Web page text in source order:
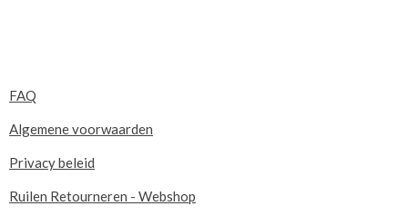
FAQ
Algemene voorwaarden
Privacy beleid
Ruilen Retourneren - Webshop